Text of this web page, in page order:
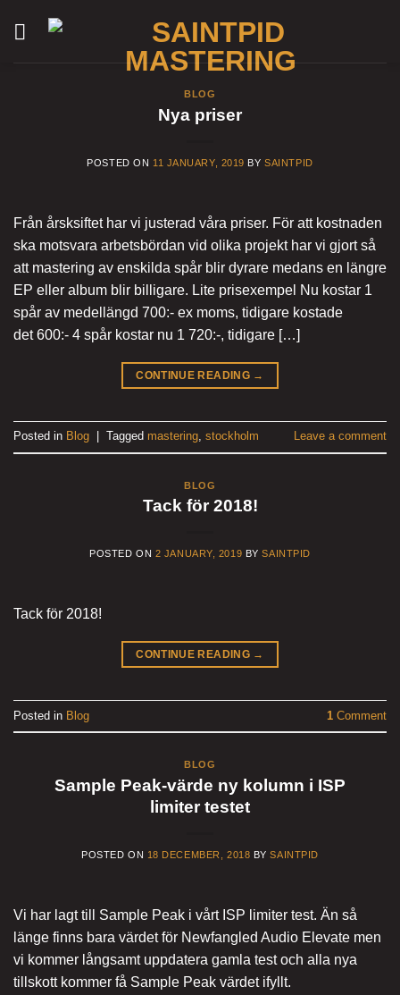
BLOG
Nya priser
POSTED ON 11 JANUARY, 2019 BYSAINTPID
Från årsksiftet har vi justerad våra priser. För att kostnaden
ska motsvara arbetsbördan vid olika projekt har vi gjort så
att mastering av enskilda spår blir dyrare medans en längre
EP eller album blir billigare. Lite prisexempel Nu kostar 1
spår av medellängd 700:- ex moms, tidigare kostade
det 600:- 4 spår kostar nu 1 720:-, tidigare […]
CONTINUE READING →
Posted in Blog Tagged mastering stockholm Leave a comment
BLOG
Tack för 2018!
POSTED ON 2 JANUARY, 2019 BYSAINTPID
Tack för 2018!
CONTINUE READING →
Posted in Blog 1 Comment
BLOG
Sample Peak-värde ny kolumn i ISP
limiter testet
POSTED ON 18 DECEMBER, 2018 BYSAINTPID
Vi har lagt till Sample Peak i vårt ISP limiter test. Än så
länge finns bara värdet för Newfangled Audio Elevate men
vi kommer långsamt uppdatera gamla test och alla nya
tillskott kommer få Sample Peak värdet ifyllt.